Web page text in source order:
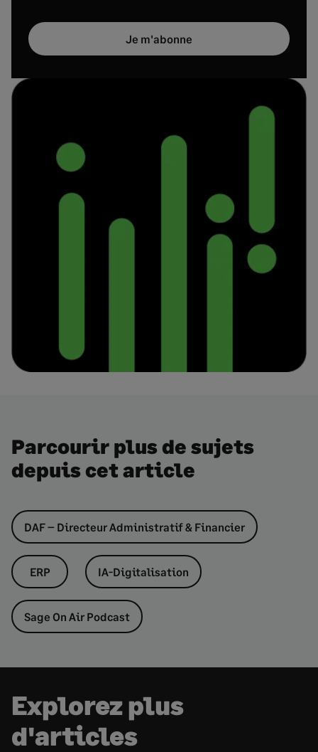
Je m'abonne
Parcourir plus de sujets
depuis cet article
DAF – Directeur Administratif & Financier
ERP IA-Digitalisation
Sage On Air Podcast
Explorez plus
d'articles